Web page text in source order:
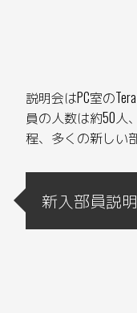
説明会はPC室の
員の人数は約50人
程、多くの新しい
新入部員説